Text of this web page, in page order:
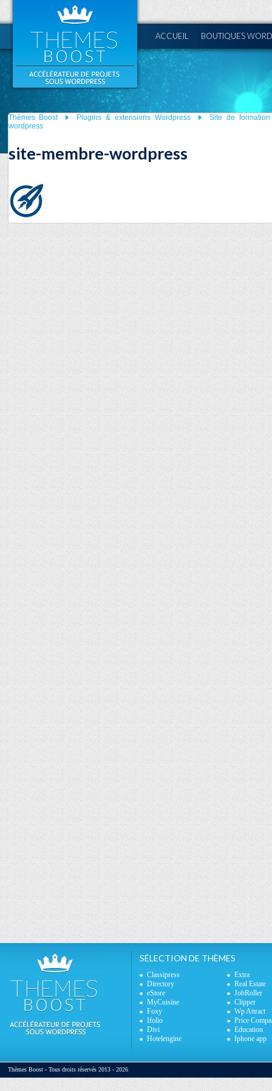
ACCUEIL BOUTIQUES
Thèmes Boost Plugins & extensions Wordpress
Site de
wordpress
site-membre-wordpress
SÉLECTION DE THÈMES
Classipress
Extra
Directory
Real Estate
eStore
JobRoller
MyCuisine
Clipper
Foxy
Wp Attract
Ifolio
Price
Divi
Education
Hotelengine
Iphone app
Thèmes Boost - Tous droits réservés 2013 - 2026